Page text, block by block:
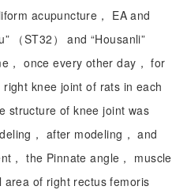
acupuncture， EA and
（ST32） and “Housanli”
， once every other day， for
knee joint of rats in each
structure of knee joint was
， after modeling， and
， the Pinnate angle， muscle
of right rectus femoris